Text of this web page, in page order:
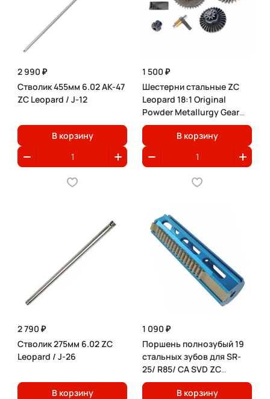
2 990 ₽
Стволик 455мм 6.02 AK-47
ZC Leopard / J-12
В корзину
1 500 ₽
Шестерни стальные ZC
Leopard 18:1 Original
Powder Metallurgy Gear
Set
В корзину
2 790 ₽
Стволик 275мм 6.02 ZC
Leopard / J-26
В корзину
1 090 ₽
Поршень полнозубый 19
стальных зубов для SR-
25/ R85/ CA SVD ZC
Leopard
В корзину